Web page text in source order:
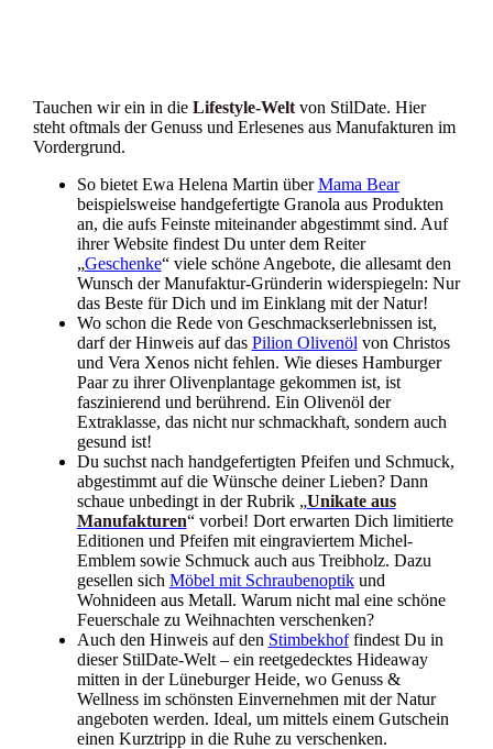
Tauchen wir ein in die Lifestyle-Weltvon StilDate. Hier
steht oftmals der Genuss und Erlesenes aus Manufakturen im
Vordergrund.
So bietet Ewa Helena Martin überMama Bear
beispielsweise handgefertigte Granola aus Produkten
an, die aufs Feinste miteinander abgestimmt sind. Auf
ihrer Website findest Du unter dem Reiter
„Geschenke“ viele schöne Angebote, die allesamt den
Wunsch der Manufaktur-Gründerin widerspiegeln: Nur
das Beste für Dich und im Einklang mit der Natur!
Wo schon die Rede von Geschmackserlebnissen ist,
darf der Hinweis auf das Pilion Olivenöl von Christos
und Vera Xenos nicht fehlen. Wie dieses Hamburger
Paar zu ihrer Olivenplantage gekommen ist, ist
faszinierend und berührend. Ein Olivenöl der
Extraklasse, das nicht nur schmackhaft, sondern auch
gesund ist!
Du suchst nach handgefertigten Pfeifen und Schmuck,
abgestimmt auf die Wünsche deiner Lieben? Dann
schaue unbedingt in der Rubrik „Unikate aus
Manufakturen“ vorbei! Dort erwarten Dich limitierte
Editionen und Pfeifen mit eingraviertem Michel-
Emblem sowie Schmuck auch aus Treibholz. Dazu
gesellen sich Möbel mit Schraubenoptikund
Wohnideen aus Metall. Warum nicht mal eine schöne
Feuerschale zu Weihnachten verschenken?
Auch den Hinweis auf den Stimbekhoffindest Du in
dieser StilDate-Welt – ein reetgedecktes Hideaway
mitten in der Lüneburger Heide, wo Genuss &
Wellness im schönsten Einvernehmen mit der Natur
angeboten werden. Ideal, um mittels einem Gutschein
einen Kurztripp in die Ruhe zu verschenken.